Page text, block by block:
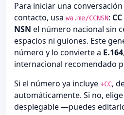
Para iniciar una
contacto, usa wa.me/CCNSN: CC
NSN el número nacional sin
espacios ni guiones. Este
número y lo convierte a E.164
internacional recomendado
Si el número ya incluye +CC,
automáticamente. Si no,
desplegable —puedes